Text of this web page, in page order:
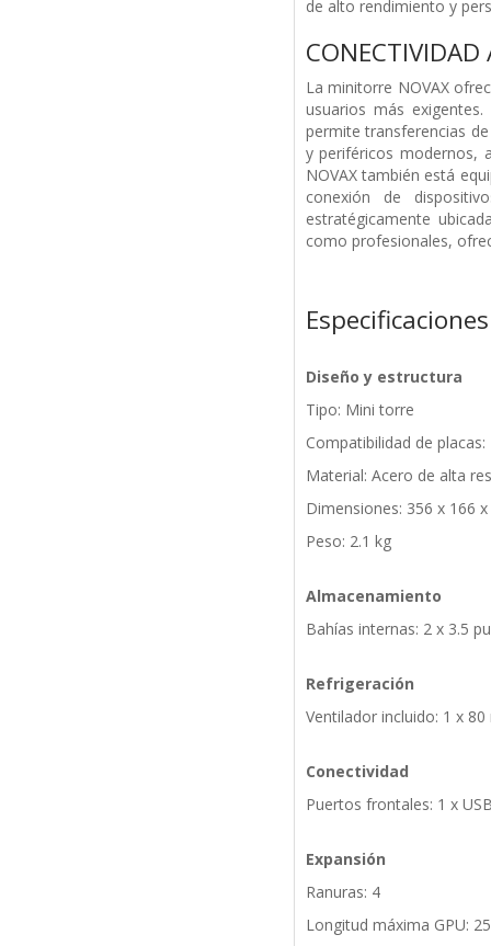
de alto rendimiento y
CONECTIVIDAD
La minitorre NOVAX
usuarios más
permite transferencias
y periféricos modernos,
NOVAX también está
conexión de
estratégicamente
como profesionales,
Especificaciones
Diseño y estructura
Tipo: Mini torre
Compatibilidad de
Material: Acero de alta
Dimensiones: 356 x 166
Peso: 2.1 kg
Almacenamiento
Bahías internas: 2 x 3.5
Refrigeración
Ventilador incluido: 1 x
Conectividad
Puertos frontales: 1 x
Expansión
Ranuras: 4
Longitud máxima GPU: